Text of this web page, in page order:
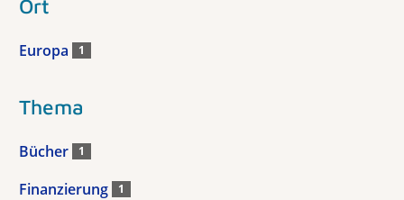
Ort
Europa 1
Thema
Bücher 1
Finanzierung 1